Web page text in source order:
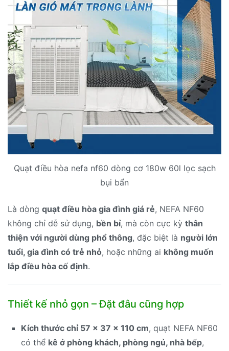
Quạt điều hòa nefa nf60 dòng cơ 180w 60l lọc sạch
bụi bẩn
Là dòng quạt điều hòa gia đình giá rẻ, NEFA NF60
không chỉ dễ sử dụng, bền bỉ, mà còn cực kỳ thân
thiện với người dùng phổ thông, đặc biệt là người lớn
tuổi, gia đình có trẻ nhỏ, hoặc những ai không muốn
lắp điều hòa cố định.
Thiết kế nhỏ gọn – Đặt đâu cũng hợp
Kích thước chỉ 57 x 37 x 110 cm, quạt NEFA NF60
có thể kê ở phòng khách, phòng ngủ, nhà bếp,